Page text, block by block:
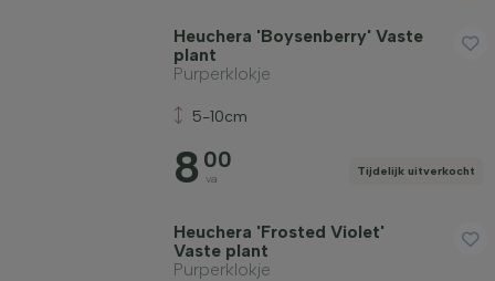
Heuchera 'Boysenberry' Vaste
plant
Purperklokje
5-10cm
8 00
va
Tijdelijk uitverkocht
Heuchera 'Frosted Violet'
Vaste plant
Purperklokje